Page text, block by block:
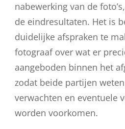
nabewerking van de
de eindresultaten. Het is
duidelijke afspraken te
fotograaf over wat er
aangeboden binnen het
zodat beide partijen
verwachten en eventuele
worden voorkomen.